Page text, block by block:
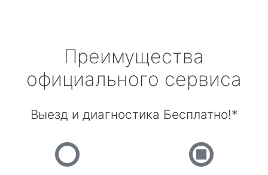
Преимущества
официального сервиса
Выезд и диагностика Бесплатно!*